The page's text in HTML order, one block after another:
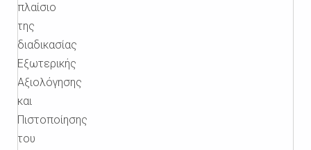
πλαίσιο
της
διαδικασίας
Εξωτερικής
Αξιολόγησης
και
Πιστοποίησης
του